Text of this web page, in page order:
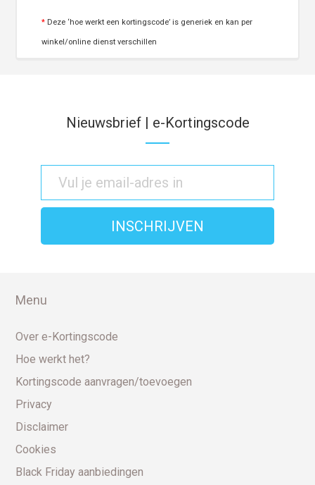
* Deze ‘hoe werkt een kortingscode’ is generiek en kan per
winkel/online dienst verschillen
Nieuwsbrief | e-Kortingscode
Menu
Over e-Kortingscode
Hoe werkt het?
Kortingscode aanvragen/toevoegen
Privacy
Disclaimer
Cookies
Black Friday aanbiedingen